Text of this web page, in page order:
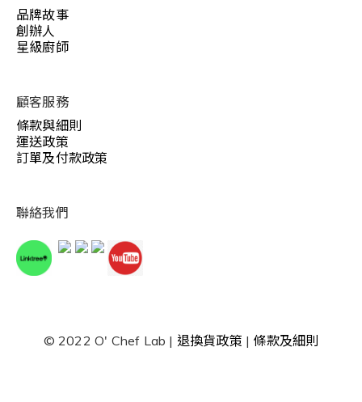
品牌故事
創辦人
星級廚師
顧客服務
條款與細則
運送政策
訂單及付款政策
聯絡我們
© 2022 O' Chef Lab | 退換貨政策 | 條款及細則